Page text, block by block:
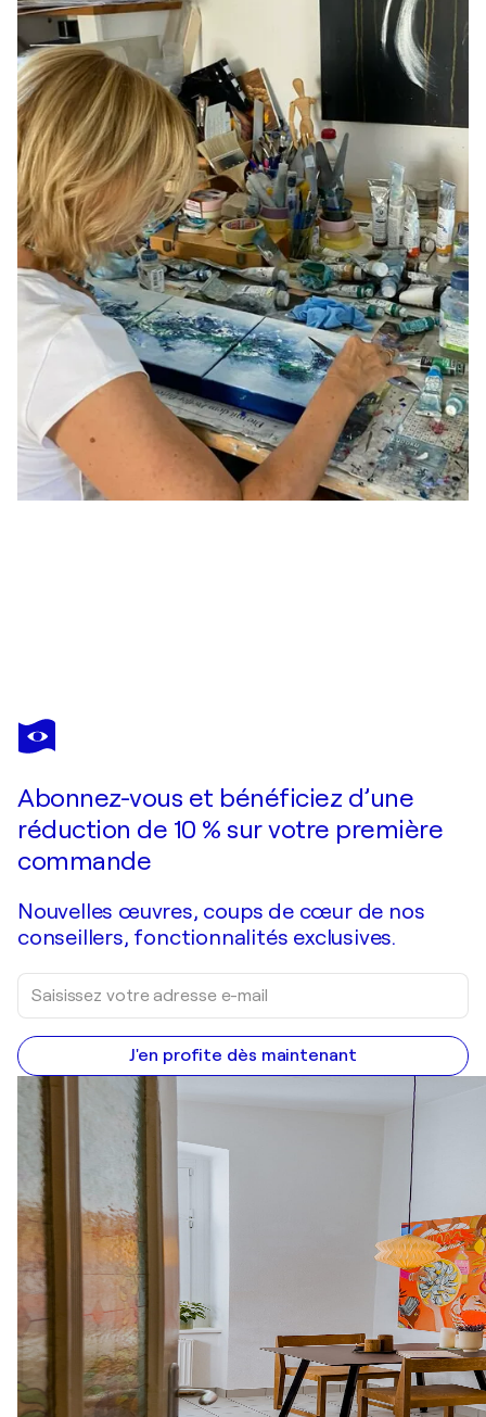
SABINE KAY
Pathways
Abonnez-vous et bénéficiez d’une
réduction de 10 % sur votre première
commande
Nouvelles œuvres, coups de cœur de nos
conseillers, fonctionnalités exclusives.
J'en profite dès maintenant